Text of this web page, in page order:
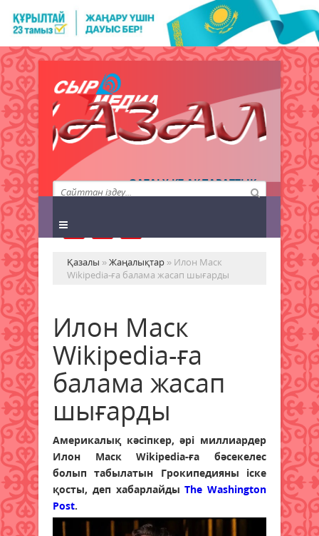
QAZALY.KZ АҚПАРАТТЫҚ
АГЕНТТІГІ
Қазалы »Жаңалықтар » Илон Маск
Wikipedia-ға балама жасап шығарды
Илон Маск
Wikipedia-ға
балама жасап
шығарды
Америкалық кәсіпкер, әрі миллиардер
Илон Маск Wikipedia-ға бәсекелес
болып табылатын Грокипедияны іске
қосты, деп хабарлайдыThe Washington
Post.